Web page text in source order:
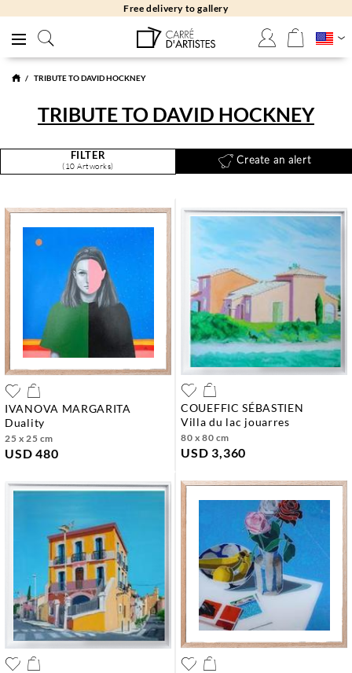
Free returns 30 days
TRIBUTE TO DAVID HOCKNEY
TRIBUTE TO DAVID HOCKNEY
FILTER
(10 Artworks)
Create an alert
IVANOVA MARGARITA
duality
25 x 25 cm
USD 480
COUEFFIC SÉBASTIEN
villa du lac jouarres
80 x 80 cm
USD 3,360